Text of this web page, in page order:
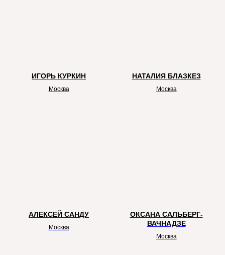
ИГОРЬ КУРКИН
Москва
НАТАЛИЯ БЛАЗКЕЗ
Москва
АЛЕКСЕЙ САНДУ
Москва
ОКСАНА САЛЬБЕРГ-
ВАЧНАДЗЕ
Москва